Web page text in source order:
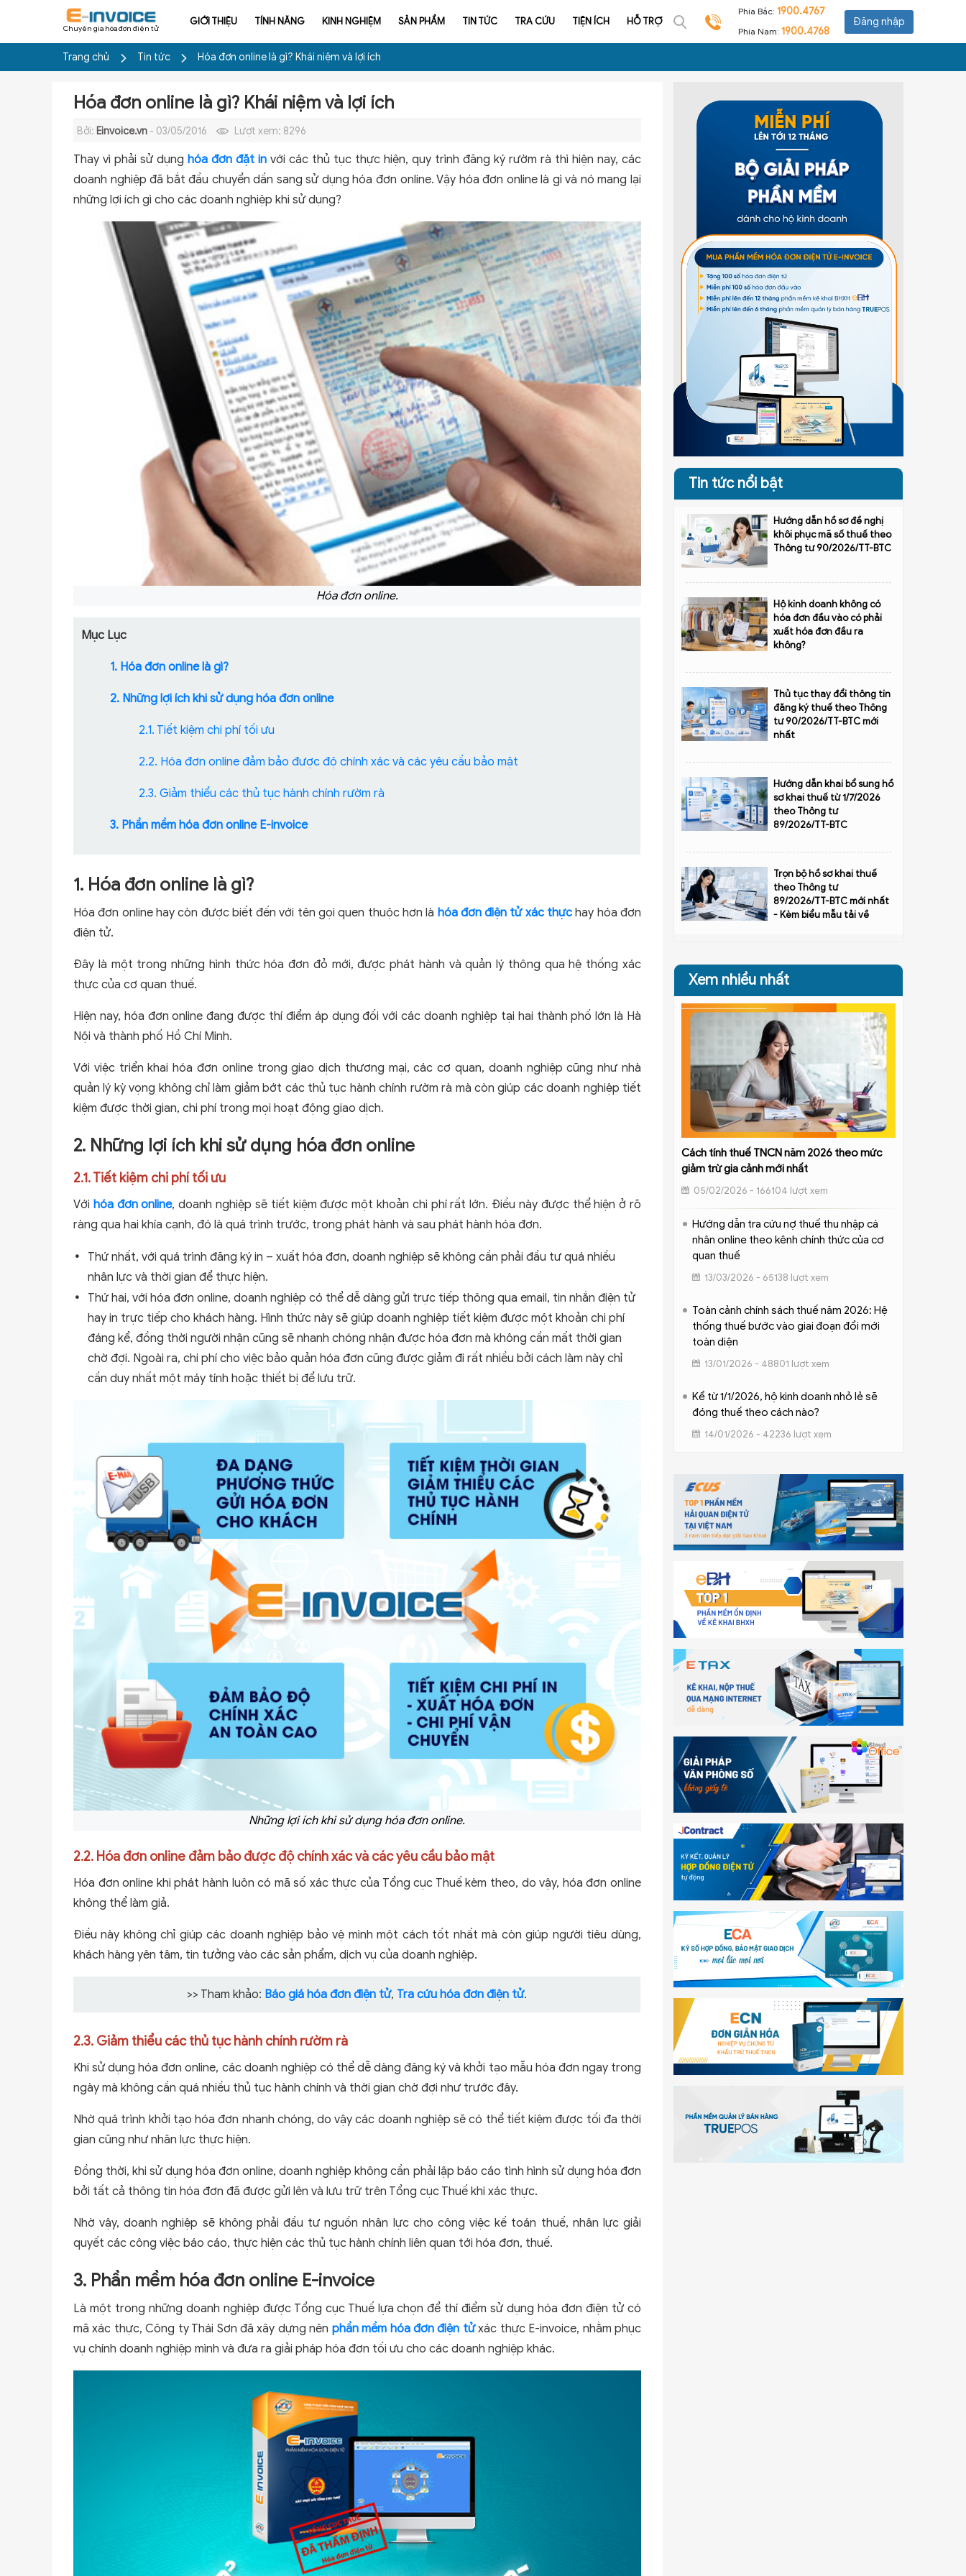
Chuyên gia hóa đơn điện tử
GIỚI THIỆU TÍNH NĂNG KINH NGHIỆM SẢN PHẨM TIN TỨC TRA CỨU TIỆN ÍCH HỖ TRỢ
Phía Bắc: 1900.4767
Phía Nam: 1900.4768
Đăng nhập
Trang chủ Tin tức Hóa đơn online là gì? Khái niệm và lợi ích
Hóa đơn online là gì? Khái niệm và lợi ích
Bởi: Einvoice.vn - 03/05/2016 Lượt xem: 8296
Thay vì phải sử dụng hóa đơn đặt in với các thủ tục thực hiện, quy trình đăng ký rườm rà thì hiện nay, các
doanh nghiệp đã bắt đầu chuyển dần sang sử dụng hóa đơn online. Vậy hóa đơn online là gì và nó mang lại
những lợi ích gì cho các doanh nghiệp khi sử dụng?
Hóa đơn online.
Mục Lục
1. Hóa đơn online là gì?
2. Những lợi ích khi sử dụng hóa đơn online
2.1. Tiết kiệm chi phí tối ưu
2.2. Hóa đơn online đảm bảo được độ chính xác và các yêu cầu bảo mật
2.3. Giảm thiểu các thủ tục hành chính rườm rà
3. Phần mềm hóa đơn online E-invoice
1. Hóa đơn online là gì?
Hóa đơn online hay còn được biết đến với tên gọi quen thuộc hơn là hóa đơn điện tử xác thực hay hóa đơn
điện tử.
Đây là một trong những hình thức hóa đơn đỏ mới, được phát hành và quản lý thông qua hệ thống xác
thực của cơ quan thuế.
Hiện nay, hóa đơn online đang được thí điểm áp dụng đối với các doanh nghiệp tại hai thành phố lớn là Hà
Nội và thành phố Hồ Chí Minh.
Với việc triển khai hóa đơn online trong giao dịch thương mại, các cơ quan, doanh nghiệp cũng như nhà
quản lý kỳ vọng không chỉ làm giảm bớt các thủ tục hành chính rườm rà mà còn giúp các doanh nghiệp tiết
kiệm được thời gian, chi phí trong mọi hoạt động giao dịch.
2. Những lợi ích khi sử dụng hóa đơn online
2.1. Tiết kiệm chi phí tối ưu
Với hóa đơn online, doanh nghiệp sẽ tiết kiệm được một khoản chi phí rất lớn. Điều này được thể hiện ở rõ
ràng qua hai khía cạnh, đó là quá trình trước, trong phát hành và sau phát hành hóa đơn.
Thứ nhất, với quá trình đăng ký in – xuất hóa đơn, doanh nghiệp sẽ không cần phải đầu tư quá nhiều
nhân lực và thời gian để thực hiện.
Thứ hai, với hóa đơn online, doanh nghiệp có thể dễ dàng gửi trực tiếp thông qua email, tin nhắn điện tử
hay in trực tiếp cho khách hàng. Hình thức này sẽ giúp doanh nghiệp tiết kiệm được một khoản chi phí
đáng kể, đồng thời người nhận cũng sẽ nhanh chóng nhận được hóa đơn mà không cần mất thời gian
chờ đợi. Ngoài ra, chi phí cho việc bảo quản hóa đơn cũng được giảm đi rất nhiều bởi cách làm này chỉ
cần duy nhất một máy tính hoặc thiết bị để lưu trữ.
Những lợi ích khi sử dụng hóa đơn online.
2.2. Hóa đơn online đảm bảo được độ chính xác và các yêu cầu bảo mật
Hóa đơn online khi phát hành luôn có mã số xác thực của Tổng cục Thuế kèm theo, do vậy, hóa đơn online
không thể làm giả.
Điều này không chỉ giúp các doanh nghiệp bảo vệ mình một cách tốt nhất mà còn giúp người tiêu dùng,
khách hàng yên tâm, tin tưởng vào các sản phẩm, dịch vụ của doanh nghiệp.
>> Tham khảo: Báo giá hóa đơn điện tử, Tra cứu hóa đơn điện tử.
2.3. Giảm thiểu các thủ tục hành chính rườm rà
Khi sử dụng hóa đơn online, các doanh nghiệp có thể dễ dàng đăng ký và khởi tạo mẫu hóa đơn ngay trong
ngày mà không cần quá nhiều thủ tục hành chính và thời gian chờ đợi như trước đây.
Nhờ quá trình khởi tạo hóa đơn nhanh chóng, do vậy các doanh nghiệp sẽ có thể tiết kiệm được tối đa thời
gian cũng như nhân lực thực hiện.
Đồng thời, khi sử dụng hóa đơn online, doanh nghiệp không cần phải lập báo cáo tình hình sử dụng hóa đơn
bởi tất cả thông tin hóa đơn đã được gửi lên và lưu trữ trên Tổng cục Thuế khi xác thực.
Nhờ vậy, doanh nghiệp sẽ không phải đầu tư nguồn nhân lực cho công việc kế toán thuế, nhân lực giải
quyết các công việc báo cáo, thực hiện các thủ tục hành chính liên quan tới hóa đơn, thuế.
3. Phần mềm hóa đơn online E-invoice
Là một trong những doanh nghiệp được Tổng cục Thuế lựa chọn để thí điểm sử dụng hóa đơn điện tử có
mã xác thực, Công ty Thái Sơn đã xây dựng nên phần mềm hóa đơn điện tửxác thực E-invoice, nhằm phục
vụ chính doanh nghiệp mình và đưa ra giải pháp hóa đơn tối ưu cho các doanh nghiệp khác.
Tin tức nổi bật
Hướng dẫn hồ sơ đề nghị
khôi phục mã số thuế theo
Thông tư 90/2026/TT-BTC
Hộ kinh doanh không có
hóa đơn đầu vào có phải
xuất hóa đơn đầu ra
không?
Thủ tục thay đổi thông tin
đăng ký thuế theo Thông
tư 90/2026/TT-BTC mới
nhất
Hướng dẫn khai bổ sung hồ
sơ khai thuế từ 1/7/2026
theo Thông tư
89/2026/TT-BTC
Trọn bộ hồ sơ khai thuế
theo Thông tư
89/2026/TT-BTC mới nhất
- Kèm biểu mẫu tải về
Xem nhiều nhất
Cách tính thuế TNCN năm 2026 theo mức
giảm trừ gia cảnh mới nhất
05/02/2026 - 166104 lượt xem
Hướng dẫn tra cứu nợ thuế thu nhập cá
nhân online theo kênh chính thức của cơ
quan thuế
13/03/2026 - 65138 lượt xem
Toàn cảnh chính sách thuế năm 2026: Hệ
thống thuế bước vào giai đoạn đổi mới
toàn diện
13/01/2026 - 48801 lượt xem
Kể từ 1/1/2026, hộ kinh doanh nhỏ lẻ sẽ
đóng thuế theo cách nào?
14/01/2026 - 42236 lượt xem